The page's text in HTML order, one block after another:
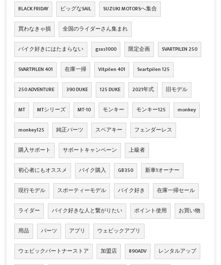
BLACK FRIDAY ビッグなSAIL SUZUKI MOTORSへ集合
買わなきゃ損 全国のライダーさん集まれ
バイク好きにはたまらない gsxs1000 限定企画 SVARTPILEN 250
SVARTPILEN 401 在庫一掃 Vitpilen 401 Svartpilen 125
250 ADVENTURE 390 DUKE 125 DUKE 2021年式 旧モデル
MT MTシリーズ MT-10 モンキー モンキー125 monkey
monkey125 純正パーツ スペアキー フェンダーレス
購入サポート サポートキャンペーン 上級者
初心者にもオススメ バイク購入 GB350 新車1オーナー
現行モデル スポーティーモデル バイク好き 在庫一掃セール
ライダー バイク好きな人と繋がりたい ポイント使用 お買い物
用品 パーツ アプリ ウェビックアプリ
ウェビックパートナーストア 加盟店 890ADV レンタルアップ